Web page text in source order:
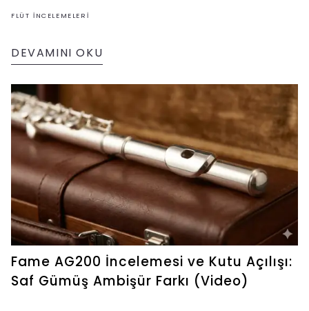
gümüş kaplama özellikleri.
FLÜT İNCELEMELERI
DEVAMINI OKU
Fame AG200 İncelemesi ve Kutu Açılışı:
Saf Gümüş Ambişür Farkı (Video)